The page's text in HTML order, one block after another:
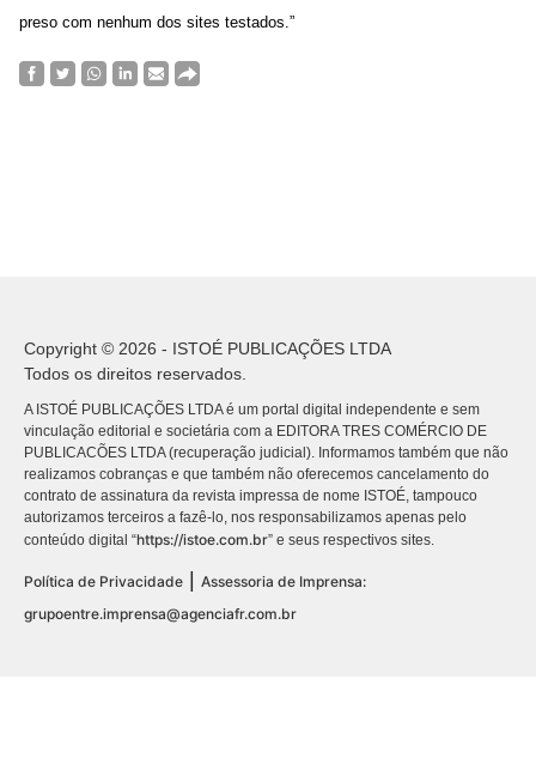
preso com nenhum dos sites testados.”
Copyright © 2026 - ISTOÉ PUBLICAÇÕES LTDA
Todos os direitos reservados.
A ISTOÉ PUBLICAÇÕES LTDA é um portal digital independente e sem
vinculação editorial e societária com a EDITORA TRES COMÉRCIO DE
PUBLICACÕES LTDA (recuperação judicial). Informamos também que não
realizamos cobranças e que também não oferecemos cancelamento do
contrato de assinatura da revista impressa de nome ISTOÉ, tampouco
autorizamos terceiros a fazê-lo, nos responsabilizamos apenas pelo
conteúdo digital “https://istoe.com.br” e seus respectivos sites.
Política de Privacidade
Assessoria de Imprensa:
grupoentre.imprensa@agenciafr.com.br